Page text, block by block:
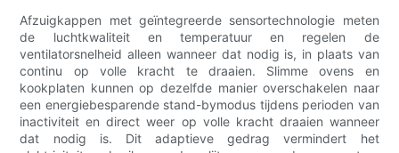
Afzuigkappen met geïntegreerde sensortechnologie meten
de luchtkwaliteit en temperatuur en regelen de
ventilatorsnelheid alleen wanneer dat nodig is, in plaats van
continu op volle kracht te draaien. Slimme ovens en
kookplaten kunnen op dezelfde manier overschakelen naar
een energiebesparende stand-bymodus tijdens perioden van
inactiviteit en direct weer op volle kracht draaien wanneer
dat nodig is. Dit adaptieve gedrag vermindert het